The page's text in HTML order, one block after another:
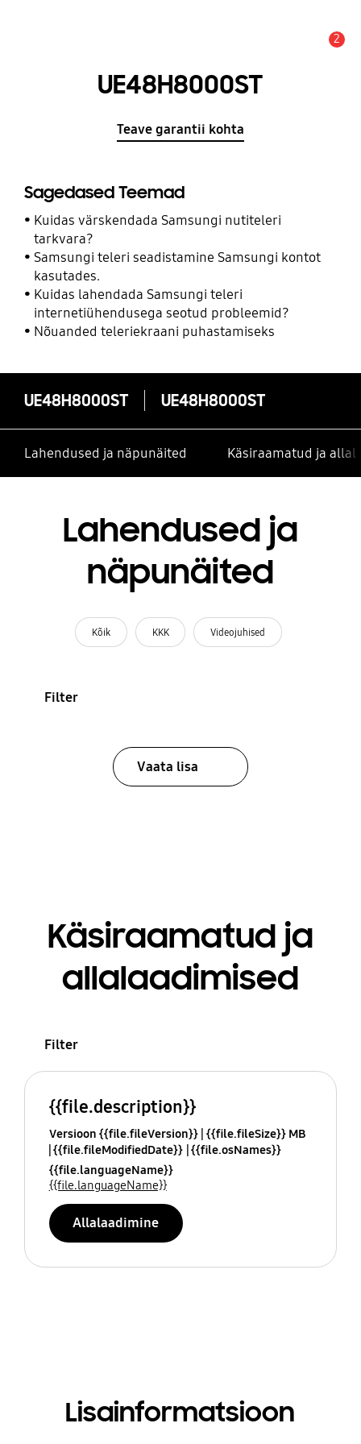
2
UE48H8000ST
Teave garantii kohta
Sagedased Teemad
Kuidas värskendada Samsungi nutiteleri
tarkvara?
Samsungi teleri seadistamine Samsungi kontot
kasutades.
Kuidas lahendada Samsungi teleri
internetiühendusega seotud probleemid?
Nõuanded teleriekraani puhastamiseks
UE48H8000ST UE48H8000ST
Lahendused ja näpunäited Käsiraamatud ja
Lahendused ja
näpunäited
Kõik KKK Videojuhised
Filter
Vaata lisa
Käsiraamatud ja
allalaadimised
Filter
{{file.description}}
Versioon {{file.fileVersion}} {{file.fileSize}} MB
{{file.fileModifiedDate}} {{file.osNames}}
{{file.languageName}}
{{file.languageName}}
Allalaadimine
Lisainformatsioon